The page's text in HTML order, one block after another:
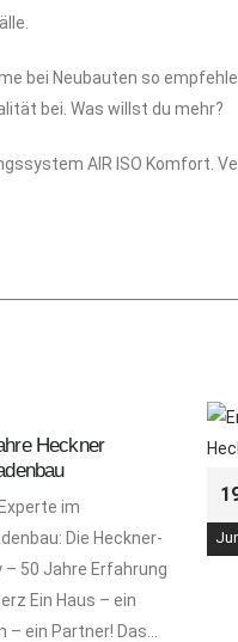
bei Neubauten so
bei. Was willst du mehr?
AIR ISO Komfort.
Heckner
im
Die Heckner-
– 50 Jahre Erfahrung
Ein Haus – ein
– ein Partner! Das...